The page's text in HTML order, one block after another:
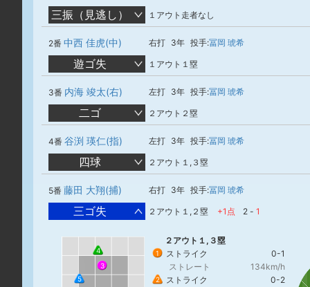
三振（見逃し） １アウト走者なし
2番 中西 佳虎(中) 右打 3年 投手:冨岡 琥希
遊ゴ失 １アウト１塁
3番 内海 竣太(右) 左打 3年 投手:冨岡 琥希
二ゴ ２アウト２塁
4番 谷渕 瑛仁(指) 左打 3年 投手:冨岡 琥希
四球 ２アウト１,３塁
5番 藤田 大翔(捕) 右打 3年 投手:冨岡 琥希
三ゴ失 ２アウト１,２塁 +1点 2 - 1
3
4
5
２アウト１,３塁
1 ストライク
0-1
ストレート
134km/h
2 ストライク
0-2